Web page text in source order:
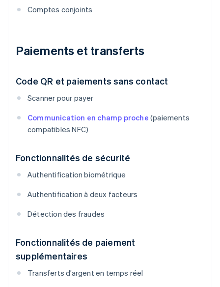
Comptes conjoints
Paiements et transferts
Code QR et paiements sans contact
Scanner pour payer
Communication en champ proche (paiements
compatibles NFC)
Fonctionnalités de sécurité
Authentification biométrique
Authentification à deux facteurs
Détection des fraudes
Fonctionnalités de paiement
supplémentaires
Transferts d’argent en temps réel